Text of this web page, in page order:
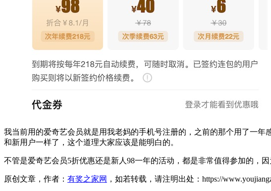
我当前用的爱奇艺会员就是用我老妈的手机号注册的，之前的那个用了一
和新用户一样了，这个道理大家应该是能明白的。
不管是爱奇艺会员5折优惠还是新人98一年的活动，都是非常值得参加的，
原创文章，作者： 有奖之家网 ，如若转载，请注明出处：https://